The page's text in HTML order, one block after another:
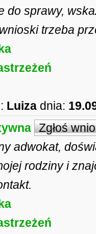
do sprawy,
trzeba
Luiza dnia:
Zgłoś
adwokat,
rodziny i